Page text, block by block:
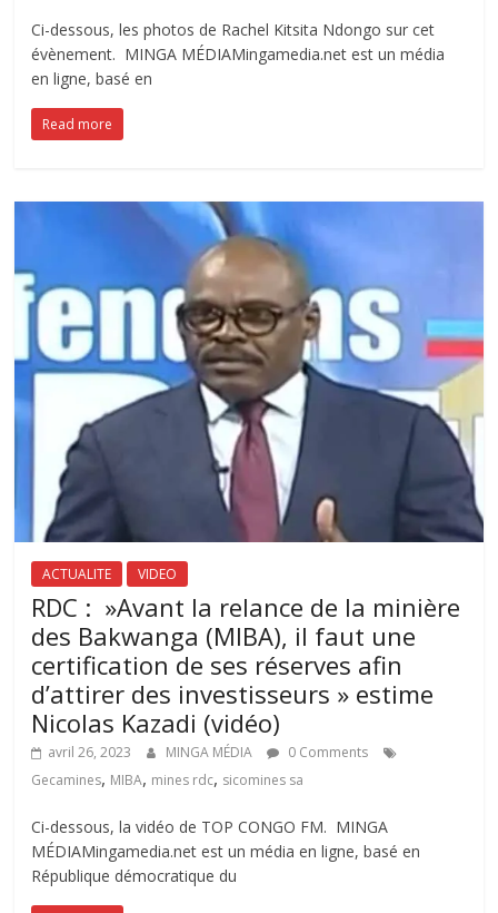
Ci-dessous, les photos de Rachel Kitsita Ndongo sur cet
évènement. MINGA MÉDIAMingamedia.net est un média
en ligne, basé en
Read more
ACTUALITE VIDEO
RDC : »Avant la relance de la minière
des Bakwanga (MIBA), il faut une
certification de ses réserves afin
d’attirer des investisseurs » estime
Nicolas Kazadi (vidéo)
avril 26, 2023 MINGA MÉDIA
0 Comments
Gecamines, MIBA, mines rdc, sicomines sa
Ci-dessous, la vidéo de TOP CONGO FM. MINGA
MÉDIAMingamedia.net est un média en ligne, basé en
République démocratique du